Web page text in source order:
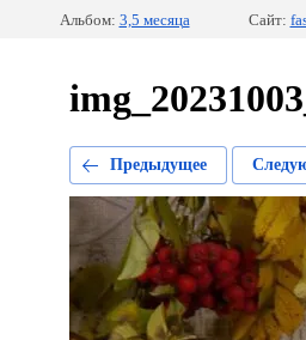
Альбом: 3,5 месяца Сайт:
Предыдущее